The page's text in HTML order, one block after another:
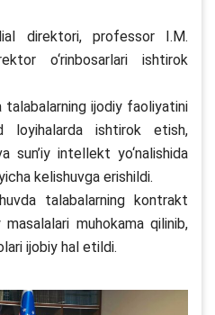
direktori, professor I.M.
o‘rinbosarlari ishtirok
talabalarning ijodiy faoliyatini
loyihalarda ishtirok etish,
sun’iy intellekt yo‘nalishida
kelishuvga erishildi.
talabalarning kontrakt
muhokama qilinib,
ijobiy hal etildi.